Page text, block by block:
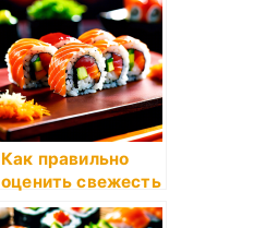
Как правильно
оценить свежесть
рыбы для суши?